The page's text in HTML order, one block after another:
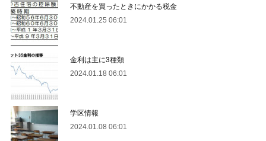
不動産を買ったときにかかる税金
2024.01.25 06:01
金利は主に3種類
2024.01.18 06:01
学区情報
2024.01.08 06:01